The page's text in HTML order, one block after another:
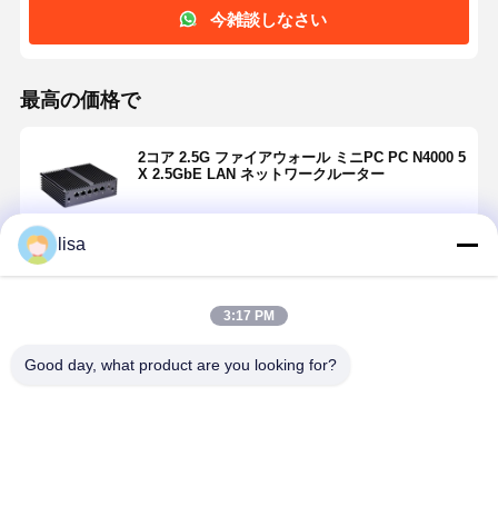
今雑談しなさい
最高の価格で
2コア 2.5G ファイアウォール ミニPC PC N4000 5
X 2.5GbE LAN ネットワークルーター
lisa
3:17 PM
Good day, what product are you looking for?